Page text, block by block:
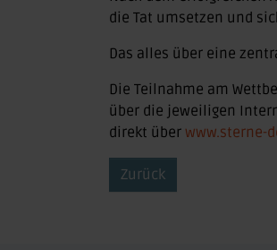
die Tat umsetzen und
Das alles über eine
Die Teilnahme am
über die jeweiligen
direkt über www.sterne-
Zurück